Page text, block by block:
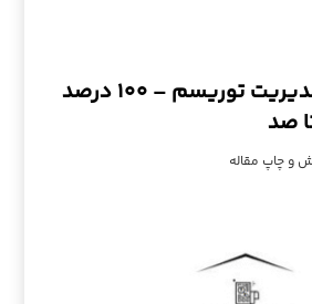
نگارش مقاله مدیریت توریسم – ۱۰۰ درصد
صد
و چاپ مقاله